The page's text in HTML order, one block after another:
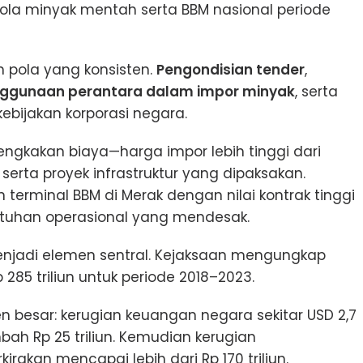
minyak mentah serta BBM nasional periode
pola yang konsisten. Pengondisian tender,
perantara dalam impor minyak, serta
korporasi negara.
biaya—harga impor lebih tinggi dari
proyek infrastruktur yang dipaksakan.
BBM di Merak dengan nilai kontrak tinggi
operasional yang mendesak.
elemen sentral. Kejaksaan mengungkap
triliun untuk periode 2018–2023.
kerugian keuangan negara sekitar USD 2,7
Rp 25 triliun. Kemudian kerugian
mencapai lebih dari Rp 170 triliun.